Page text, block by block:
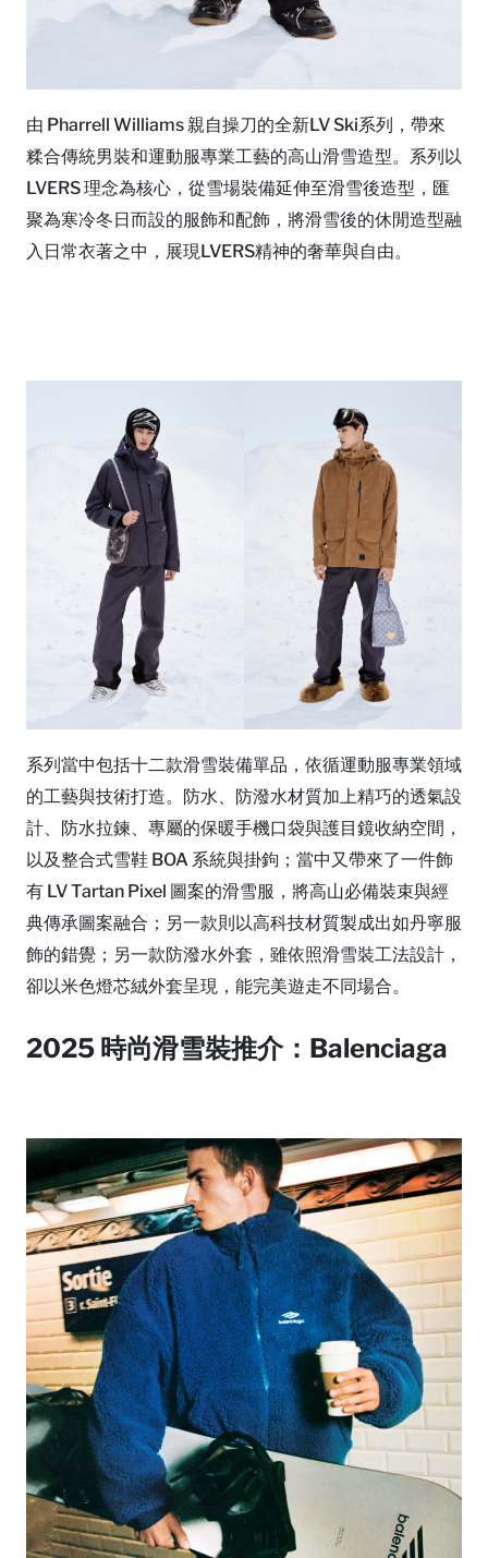
由 Pharrell Williams 親自操刀的全新LV Ski系列，帶來
糅合傳統男裝和運動服專業工藝的高山滑雪造型。系列以
LVERS 理念為核心，從雪場裝備延伸至滑雪後造型，匯
聚為寒冷冬日而設的服飾和配飾，將滑雪後的休閒造型融
入日常衣著之中，展現LVERS精神的奢華與自由。
系列當中包括十二款滑雪裝備單品，依循運動服專業領域
的工藝與技術打造。防水、防潑水材質加上精巧的透氣設
計、防水拉鍊、專屬的保暖手機口袋與護目鏡收納空間，
以及整合式雪鞋 BOA 系統與掛鉤；當中又帶來了一件飾
有 LV Tartan Pixel 圖案的滑雪服，將高山必備裝束與經
典傳承圖案融合；另一款則以高科技材質製成出如丹寧服
飾的錯覺；另一款防潑水外套，雖依照滑雪裝工法設計，
卻以米色燈芯絨外套呈現，能完美遊走不同場合。
2025 時尚滑雪裝推介：Balenciaga